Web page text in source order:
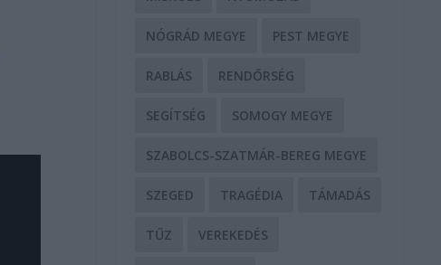
NÓGRÁD MEGYE PEST MEGYE
RABLÁS RENDŐRSÉG
SEGÍTSÉG SOMOGY MEGYE
SZABOLCS-SZATMÁR-BEREG MEGYE
SZEGED TRAGÉDIA TÁMADÁS
TŰZ VEREKEDÉS